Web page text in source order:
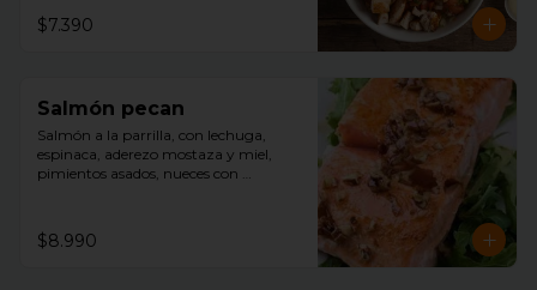
NUESTRO ADEREZO DE MOSTAZA Y
MIEL.
$7.390
Salmón pecan
Salmón a la parrilla, con lechuga,
espinaca, aderezo mostaza y miel,
pimientos asados, nueces con
$8.990